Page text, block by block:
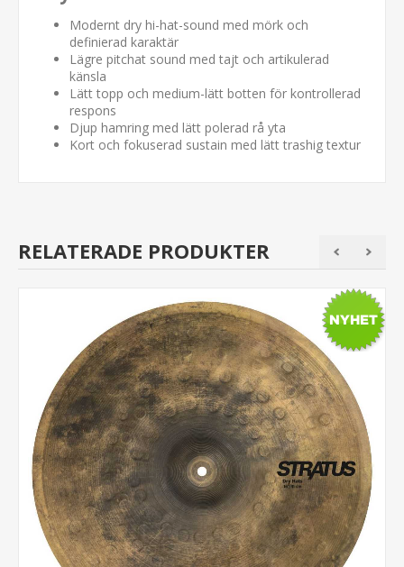
Modernt dry hi-hat-sound med mörk och
definierad karaktär
Lägre pitchat sound med tajt och artikulerad
känsla
Lätt topp och medium-lätt botten för kontrollerad
respons
Djup hamring med lätt polerad rå yta
Kort och fokuserad sustain med lätt trashig textur
RELATERADE PRODUKTER